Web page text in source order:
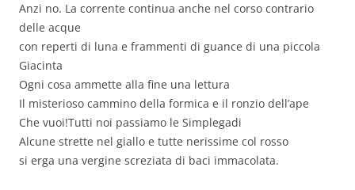
Anzi no. La corrente continua anche nel corso contrario
delle acque
con reperti di luna e frammenti di guance di una piccola
Giacinta
Ogni cosa ammette alla fine una lettura
Il misterioso cammino della formica e il ronzio dell’ape
Che vuoi!Tutti noi passiamo le Simplegadi
Alcune strette nel giallo e tutte nerissime col rosso
si erga una vergine screziata di baci immacolata.